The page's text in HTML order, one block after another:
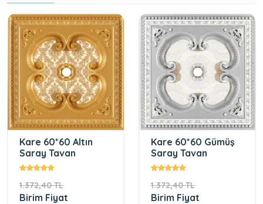
Kare 60*60 Altın
Saray Tavan
1.372,40 TL
Birim Fiyat
Kare 60*60 Gümüş
Saray Tavan
1.372,40 TL
Birim Fiyat